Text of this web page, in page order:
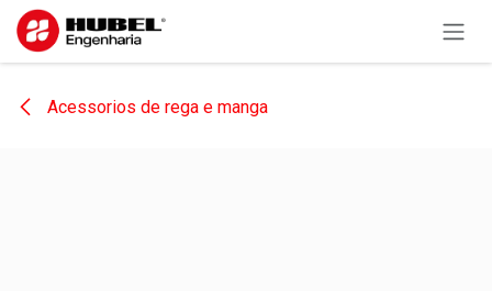
Pular para o conteúdo
Acessorios de rega e manga